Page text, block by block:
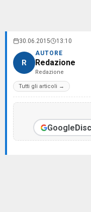
30.06.2015 13:10
R
AUTORE
Redazione
Redazione
Tutti gli articoli →
Google